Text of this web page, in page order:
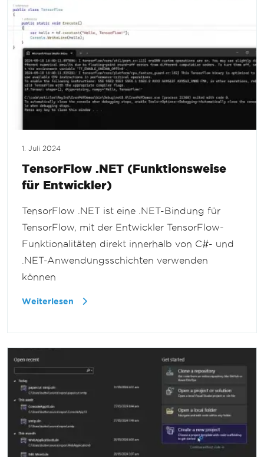
1. Juli 2024
TensorFlow .NET (Funktionsweise
für Entwickler)
TensorFlow .NET ist eine .NET-Bindung für
TensorFlow, mit der Entwickler TensorFlow-
Funktionalitäten direkt innerhalb von C#- und
.NET-Anwendungsschichten verwenden
können
Weiterlesen